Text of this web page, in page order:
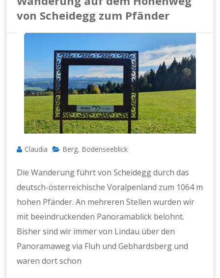
von Scheidegg zum Pfänder
Claudia Berg Bodenseeblick
Die Wanderung führt von Scheidegg durch das
deutsch-österreichische Voralpenland zum 1064 m
hohen Pfänder. An mehreren Stellen wurden wir
mit beeindruckenden Panoramablick belohnt.
Bisher sind wir immer von Lindau über den
Panoramaweg via Fluh und Gebhardsberg und
waren dort schon